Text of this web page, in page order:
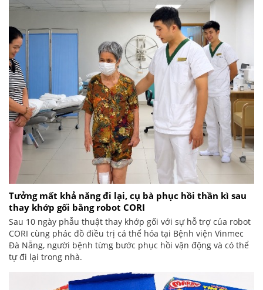
Tưởng mất khả năng đi lại, cụ bà phục hồi thần kì sau
thay khớp gối bằng robot CORI
Sau 10 ngày phẫu thuật thay khớp gối với sự hỗ trợ của robot
CORI cùng phác đồ điều trị cá thể hóa tại Bệnh viện Vinmec
Đà Nẵng, người bệnh từng bước phục hồi vận động và có thể
tự đi lại trong nhà.